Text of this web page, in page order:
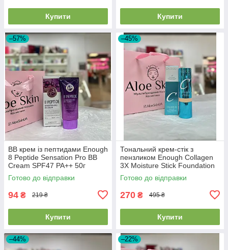
Купити Купити
–57%
BB крем із пептидами Enough
8 Peptide Sensation Pro BB
Cream SPF47 PA++ 50г
EXP2026/07/24
Готово до відправки
94 ₴ 219 ₴
Купити
–45%
Тональний крем-стік з
пензликом Enough Collagen
3X Moisture Stick Foundation
SPF50 + PA++++ #13 Light
Beige 14г
Готово до відправки
270 ₴ 495 ₴
Купити
–44% –22%